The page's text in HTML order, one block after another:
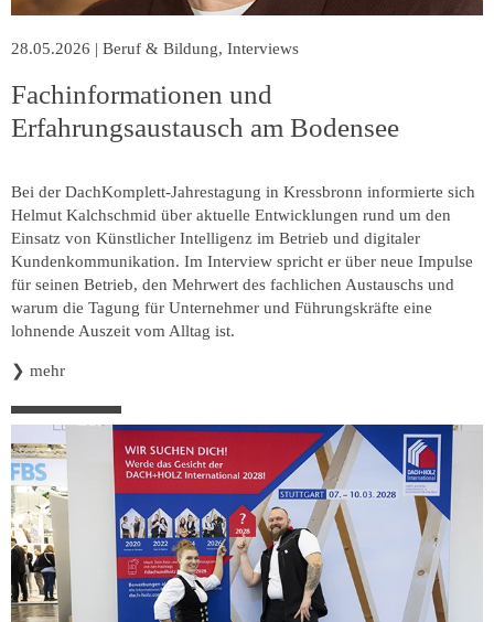
28.05.2026 | Beruf & Bildung, Interviews
Fachinformationen und
Erfahrungsaustausch am Bodensee
Bei der DachKomplett-Jahrestagung in Kressbronn informierte sich
Helmut Kalchschmid über aktuelle Entwicklungen rund um den
Einsatz von Künstlicher Intelligenz im Betrieb und digitaler
Kundenkommunikation. Im Interview spricht er über neue Impulse
für seinen Betrieb, den Mehrwert des fachlichen Austauschs und
warum die Tagung für Unternehmer und Führungskräfte eine
lohnende Auszeit vom Alltag ist.
❯ mehr